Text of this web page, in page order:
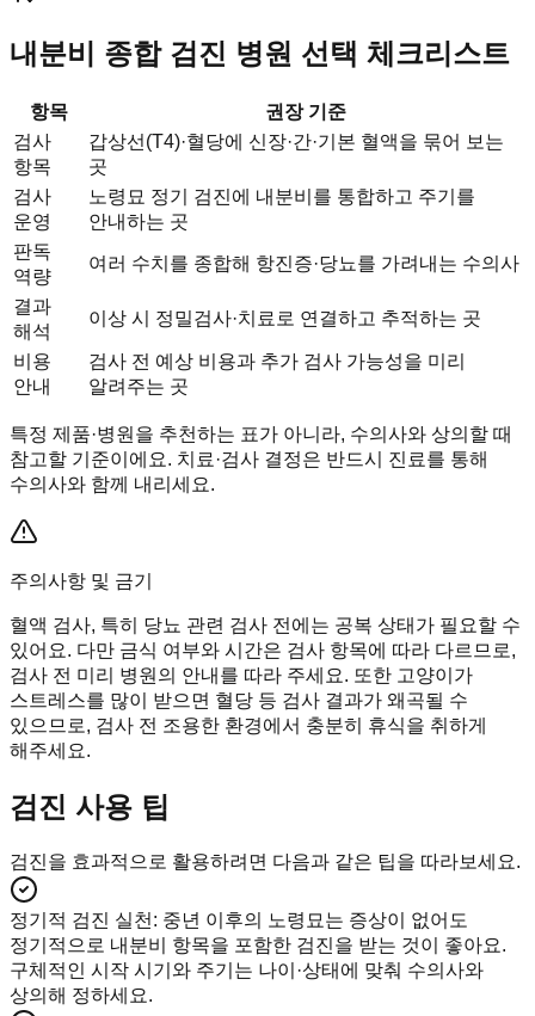
내분비 종합 검진 병원 선택 체크리스트
항목
권장 기준
검사
항목
갑상선(T4)·혈당에 신장·간·기본 혈액을 묶어 보는
곳
검사
운영
노령묘 정기 검진에 내분비를 통합하고 주기를
안내하는 곳
판독
역량
여러 수치를 종합해 항진증·당뇨를 가려내는 수의사
결과
해석
이상 시 정밀검사·치료로 연결하고 추적하는 곳
비용
안내
검사 전 예상 비용과 추가 검사 가능성을 미리
알려주는 곳
특정 제품·병원을 추천하는 표가 아니라, 수의사와 상의할 때
참고할 기준이에요. 치료·검사 결정은 반드시 진료를 통해
수의사와 함께 내리세요.
주의사항 및 금기
혈액 검사, 특히 당뇨 관련 검사 전에는 공복 상태가 필요할 수
있어요. 다만 금식 여부와 시간은 검사 항목에 따라 다르므로,
검사 전 미리 병원의 안내를 따라 주세요. 또한 고양이가
스트레스를 많이 받으면 혈당 등 검사 결과가 왜곡될 수
있으므로, 검사 전 조용한 환경에서 충분히 휴식을 취하게
해주세요.
검진 사용 팁
검진을 효과적으로 활용하려면 다음과 같은 팁을 따라보세요.
정기적 검진 실천 : 중년 이후의 노령묘는 증상이 없어도
정기적으로 내분비 항목을 포함한 검진을 받는 것이 좋아요.
구체적인 시작 시기와 주기는 나이·상태에 맞춰 수의사와
상의해 정하세요.